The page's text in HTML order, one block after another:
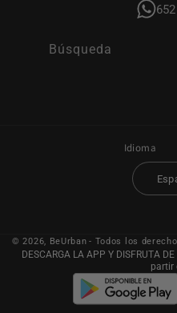
Búsqueda
Idioma
© 2026, BeUrban - Todos los
DESCARGA LA APP Y DISFRUTA
partir